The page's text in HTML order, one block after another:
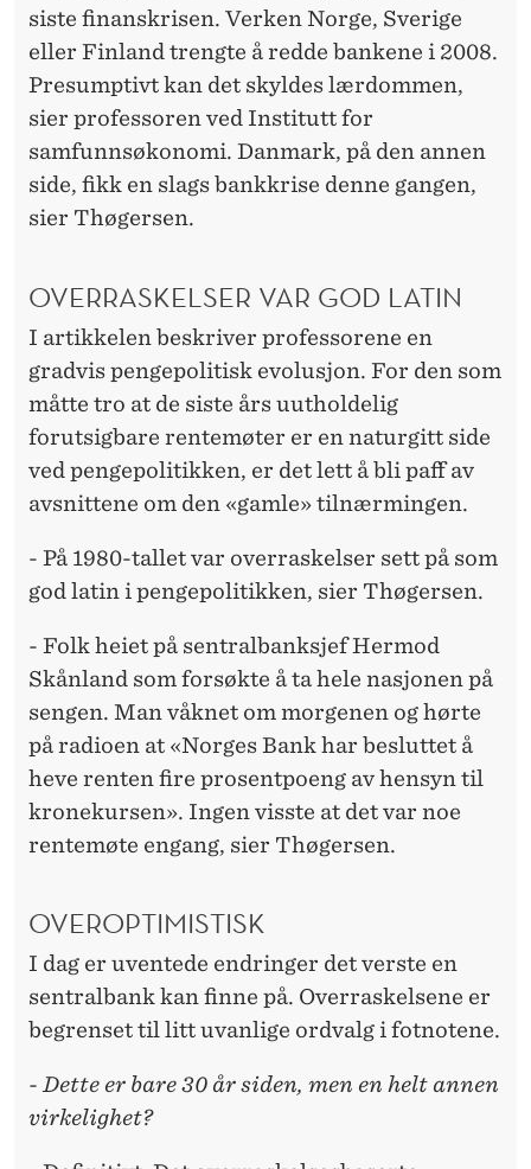
siste finanskrisen. Verken Norge, Sverige
eller Finland trengte å redde bankene i 2008.
Presumptivt kan det skyldes lærdommen,
sier professoren ved Institutt for
samfunnsøkonomi. Danmark, på den annen
side, fikk en slags bankkrise denne gangen,
sier Thøgersen.
OVERRASKELSER VAR GOD LATIN
I artikkelen beskriver professorene en
gradvis pengepolitisk evolusjon. For den som
måtte tro at de siste års uutholdelig
forutsigbare rentemøter er en naturgitt side
ved pengepolitikken, er det lett å bli paff av
avsnittene om den «gamle» tilnærmingen.
- På 1980-tallet var overraskelser sett på som
god latin i pengepolitikken, sier Thøgersen.
- Folk heiet på sentralbanksjef Hermod
Skånland som forsøkte å ta hele nasjonen på
sengen. Man våknet om morgenen og hørte
på radioen at «Norges Bank har besluttet å
heve renten fire prosentpoeng av hensyn til
kronekursen». Ingen visste at det var noe
rentemøte engang, sier Thøgersen.
OVEROPTIMISTISK
I dag er uventede endringer det verste en
sentralbank kan finne på. Overraskelsene er
begrenset til litt uvanlige ordvalg i fotnotene.
- Dette er bare 30 år siden, men en helt annen
virkelighet?